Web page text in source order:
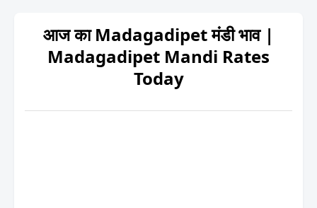
आज का Madagadipet मंडी भाव |
Madagadipet Mandi Rates
Today